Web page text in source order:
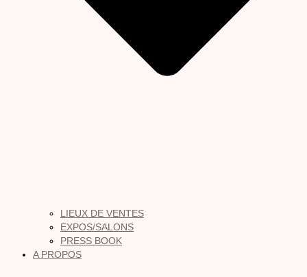
LIEUX DE VENTES
EXPOS/SALONS
PRESS BOOK
A PROPOS